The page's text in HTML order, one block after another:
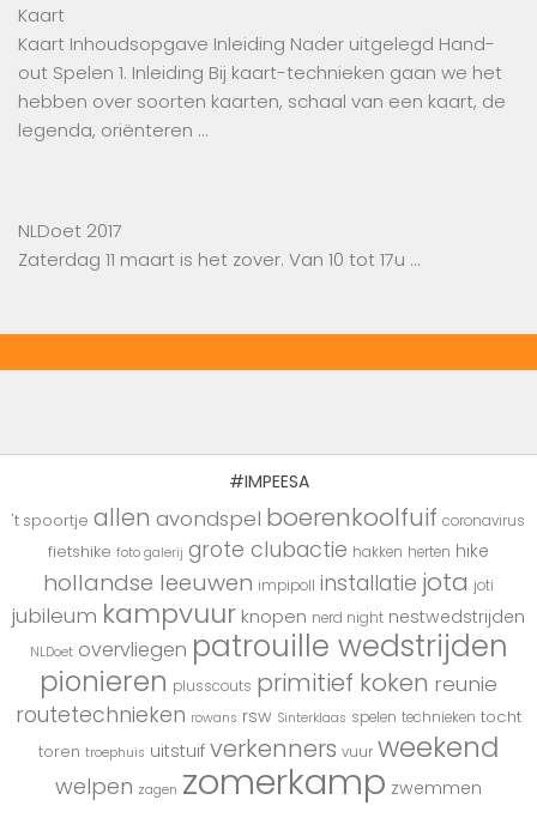
Kaart
Kaart Inhoudsopgave Inleiding Nader uitgelegd Hand-
out Spelen 1. Inleiding Bij kaart-technieken gaan we het
hebben over soorten kaarten, schaal van een kaart, de
legenda, oriënteren …
NLDoet 2017
Zaterdag 11 maart is het zover. Van 10 tot 17u …
#IMPEESA
't spoortje allen avondspel boerenkoolfuif coronavirus
fietshike foto galerij grote clubactie hakken herten hike
hollandse leeuwen impipoll installatie jota joti
jubileum kampvuur knopen nerd night nestwedstrijden
NLDoet overvliegen patrouille wedstrijden
pionieren plusscouts primitief koken reunie
routetechnieken rowans rsw Sinterklaas spelen technieken tocht
toren troephuis uitstuif verkenners vuur weekend
welpen zagen zomerkamp zwemmen